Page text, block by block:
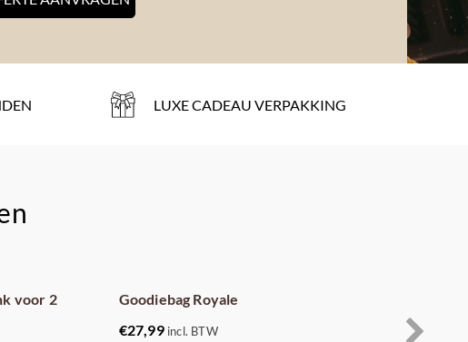
LUXE CADEAU VERPAKKING
voor 2
Goodiebag Royale
€27,99 incl. BTW